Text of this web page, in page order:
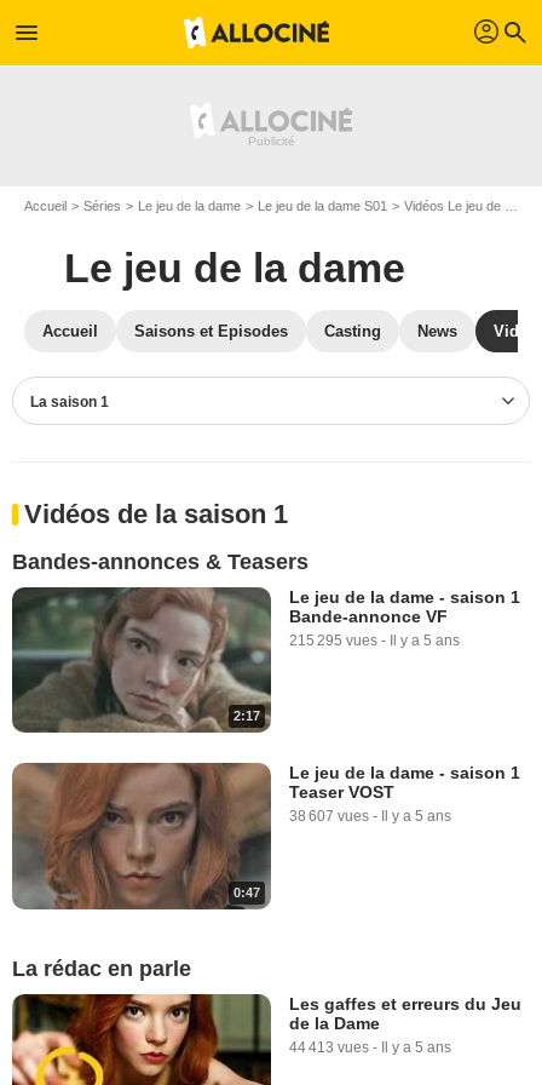
menu profil search
Accueil Séries Le jeu de la dame Le jeu de la dame S01 Vidéos Le jeu de la dame
Le jeu de la dame
Accueil Saisons et Episodes Casting News
La saison 1
Vidéos de la saison 1
Bandes-annonces & Teasers
2:17
Le jeu de la dame - saison 1
Bande-annonce VF
215 295 vues - Il y a 5 ans
0:47
Le jeu de la dame - saison 1
Teaser VOST
38 607 vues - Il y a 5 ans
La rédac en parle
Les gaffes et erreurs du Jeu
de la Dame
44 413 vues - Il y a 5 ans